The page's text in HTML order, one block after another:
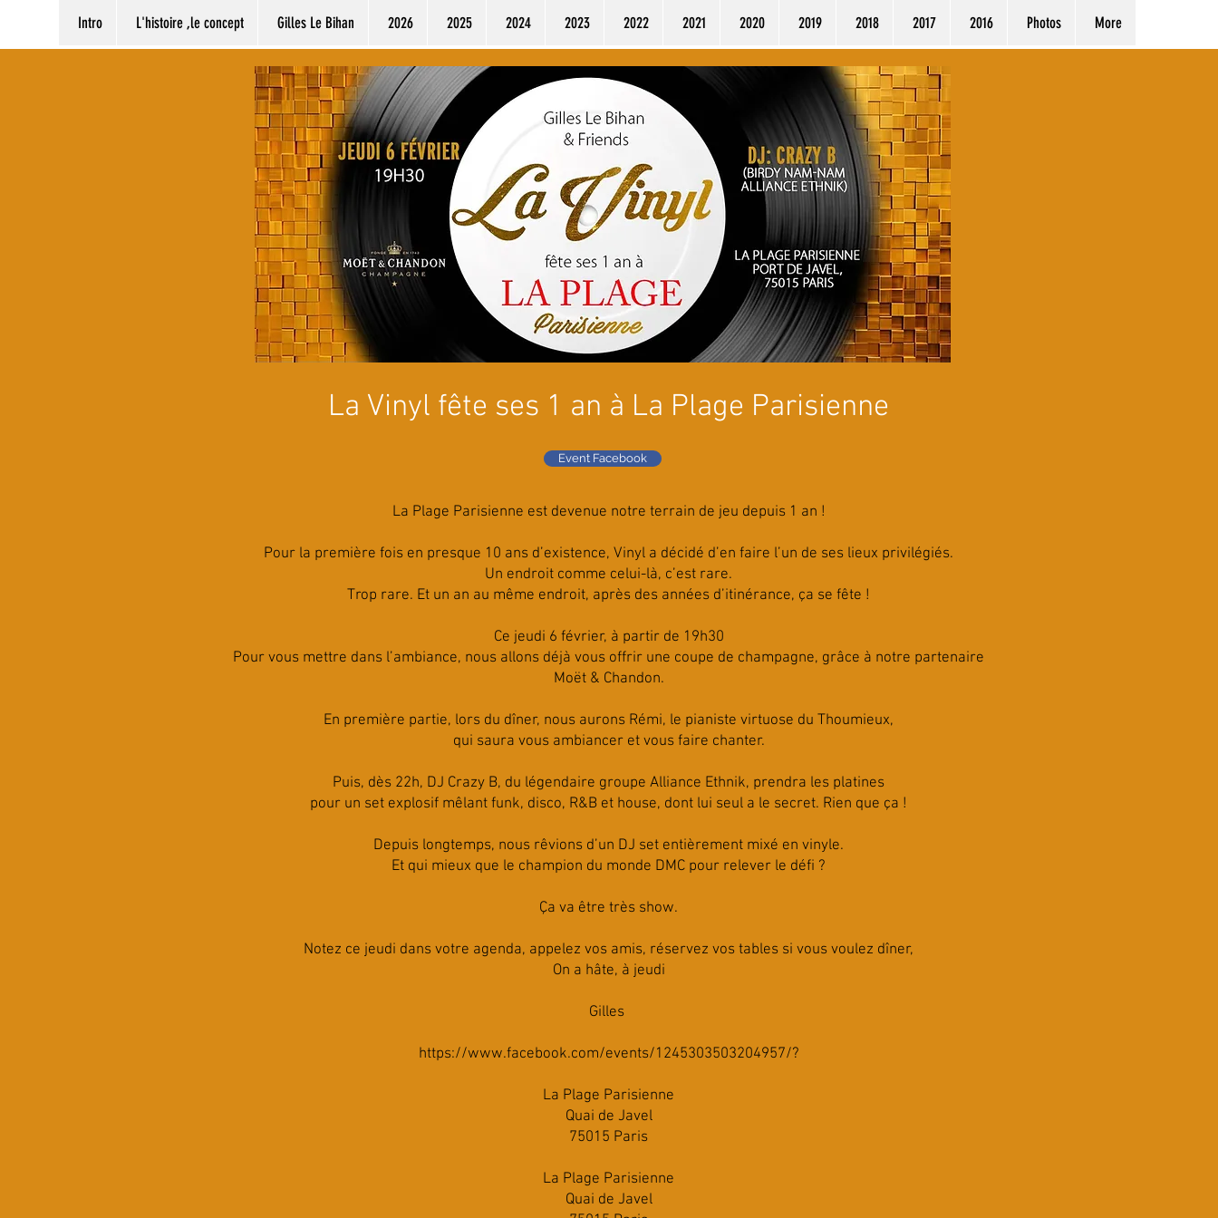
Intro L'histoire ,le concept Gilles Le Bihan 2026 2025 2024 2023 2022 2021 2020 2019 2018 2017 2016 Photos More
La Vinyl fête ses 1 an à La Plage Parisienne
Event Facebook
La Plage Parisienne est devenue notre terrain de jeu depuis 1 an !
Pour la première fois en presque 10 ans d’existence, Vinyl a décidé d’en faire l’un de ses lieux privilégiés.
Un endroit comme celui-là, c’est rare.
Trop rare. Et un an au même endroit, après des années d’itinérance, ça se fête !
Ce jeudi 6 février, à partir de 19h30
Pour vous mettre dans l’ambiance, nous allons déjà vous offrir une coupe de champagne, grâce à notre partenaire
Moët & Chandon.
En première partie, lors du dîner, nous aurons Rémi, le pianiste virtuose du Thoumieux,
qui saura vous ambiancer et vous faire chanter.
Puis, dès 22h, DJ Crazy B, du légendaire groupe Alliance Ethnik, prendra les platines
pour un set explosif mêlant funk, disco, R&B et house, dont lui seul a le secret. Rien que ça !
Depuis longtemps, nous rêvions d’un DJ set entièrement mixé en vinyle.
Et qui mieux que le champion du monde DMC pour relever le défi ?
Ça va être très show.
Notez ce jeudi dans votre agenda, appelez vos amis, réservez vos tables si vous voulez dîner,
On a hâte, à jeudi
Gilles
https://www.facebook.com/events/1245303503204957/?
La Plage Parisienne
Quai de Javel
75015 Paris
La Plage Parisienne
Quai de Javel